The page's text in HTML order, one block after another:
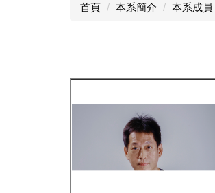
首頁 本系簡介 本系成員